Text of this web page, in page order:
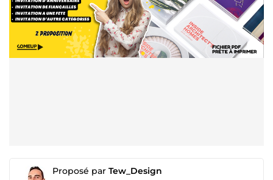
Proposé par Tew_Design